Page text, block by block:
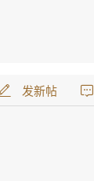
发新帖